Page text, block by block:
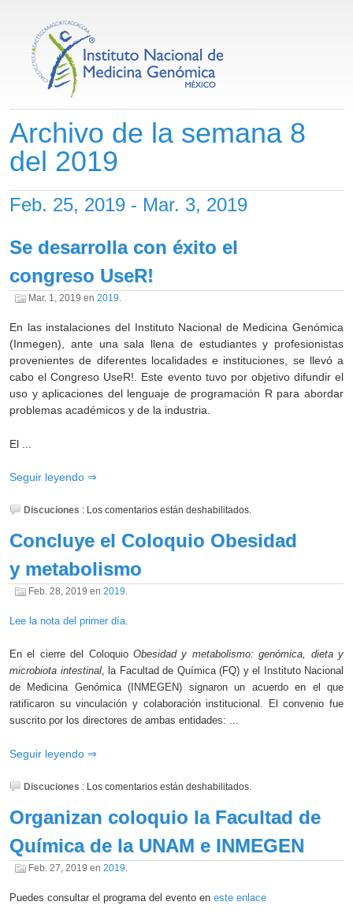
Archivo de la semana 8
del 2019
Feb. 25, 2019 - Mar. 3, 2019
Se desarrolla con éxito el
congreso UseR!
Mar. 1, 2019 en 2019.
En las instalaciones del Instituto Nacional de Medicina Genómica
(Inmegen), ante una sala llena de estudiantes y profesionistas
provenientes de diferentes localidades e instituciones, se llevó a
cabo el Congreso UseR!. Este evento tuvo por objetivo difundir el
uso y aplicaciones del lenguaje de programación R para abordar
problemas académicos y de la industria.
El ...
Seguir leyendo
Discuciones : Los comentarios están deshabilitados.
Concluye el Coloquio Obesidad
y metabolismo
Feb. 28, 2019 en 2019
Lee la nota del primer día.
En el cierre del Coloquio Obesidad y metabolismo: genómica, dieta y
microbiota intestinal, la Facultad de Química (FQ) y el Instituto Nacional
de Medicina Genómica (INMEGEN) signaron un acuerdo en el que
ratificaron su vinculación y colaboración institucional. El convenio fue
suscrito por los directores de ambas entidades: ...
Seguir leyendo
Discuciones : Los comentarios están deshabilitados.
Organizan coloquio la Facultad de
Química de la UNAM e INMEGEN
Feb. 27, 2019 en 2019
Puedes consultar el programa del evento en este enlace